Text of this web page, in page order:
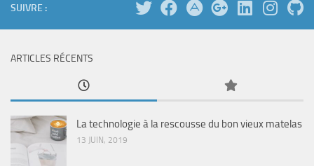
SUIVRE :
ARTICLES RÉCENTS
La technologie à la rescousse du bon vieux matelas
13 JUIN, 2019